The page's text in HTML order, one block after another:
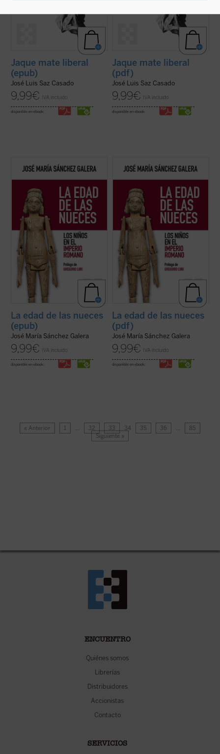
Jaque mate liberal
(epub)
José Luis Saz Casado
9,99€ IVA incluido
disponible en ebook:
Jaque mate liberal
(pdf)
José Luis Saz Casado
9,99€ IVA incluido
disponible en ebook:
El autor nos da a conocer, a través de la
literatura, el arte y la arqueología, lo
tiempo. Describe cómo eran sus juguetes,
qué significaba su nacimiento, a ...(ver
La edad de las nueces
(epub)
José María Sánchez Galera
9,99€ IVA incluido
disponible en ebook:
El autor nos da a conocer, a través de la
literatura, el arte y la arqueología, lo
tiempo. Describe cómo eran sus juguetes,
qué significaba su nacimiento, a ...(ver
La edad de las nueces
(pdf)
José María Sánchez Galera
9,99€ IVA incluido
disponible en ebook:
« Anterior 1 … 32 33 34 35 36 …
85
Siguiente »
ENCUENTRO
Quiénes somos
Librerías
Distribuidores
Accionistas
Contacto
SERVICIOS